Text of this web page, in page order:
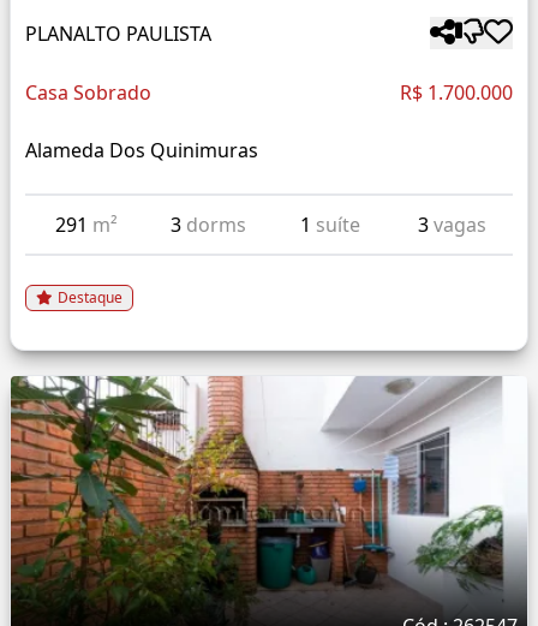
PLANALTO PAULISTA
Casa Sobrado R$ 1.700.000
Alameda Dos Quinimuras
291 m² 3 dorms 1 suíte 3vagas
Destaque